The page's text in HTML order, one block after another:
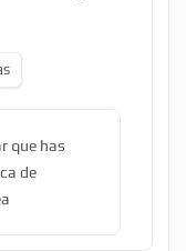
que has
de